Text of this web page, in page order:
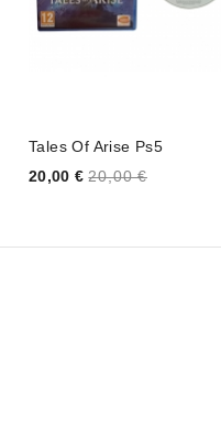
Tales Of Arise Ps5
Price
20,00 € 20,00 €